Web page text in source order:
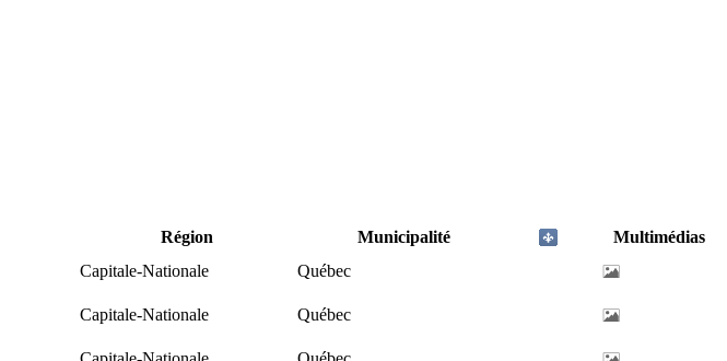
Région Municipalité
Multimédias
Capitale-Nationale
Québec
Capitale-Nationale
Québec